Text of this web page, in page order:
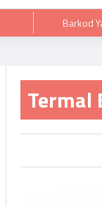
Barkod
Termal